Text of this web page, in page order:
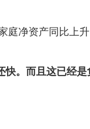
净资产同比上
。而且这已经是